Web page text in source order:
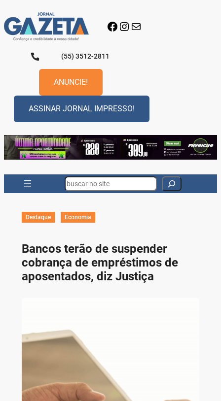
para
o
conteúdo
Facebook
Instagram
E-mail
(55) 3512-2811
ANUNCIE!
ASSINAR JORNAL IMPRESSO!
Search
Destaque Economia
Bancos terão de suspender
cobrança de empréstimos de
aposentados, diz Justiça